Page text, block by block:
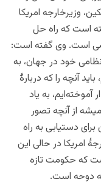
وزیرخارجه امریکا
است که راه حل
است. وی گفته است:
خود در جهان، به
آنچه را که دربارۀ
به یاد
از آنچه تصور
دستیابی به راه
امریکا در حالی این
که حکومت تازه
دوحه است.